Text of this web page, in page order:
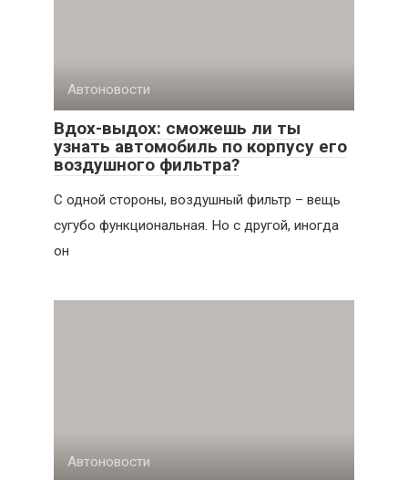
Автоновости
Вдох-выдох: сможешь ли ты
узнать автомобиль по корпусу его
воздушного фильтра?
С одной стороны, воздушный фильтр – вещь
сугубо функциональная. Но с другой, иногда
он
Автоновости